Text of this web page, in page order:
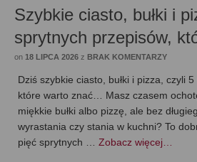
Szybkie ciasto, bułki i
sprytnych przepisów,
on 18 LIPCA 2026 z BRAK KOMENTARZY
Dziś szybkie ciasto, bułki i pizza, czyli
które warto znać… Masz czasem
miękkie bułki albo pizzę, ale bez
wyrastania czy stania w kuchni? To
pięć sprytnych … Zobacz więcej…